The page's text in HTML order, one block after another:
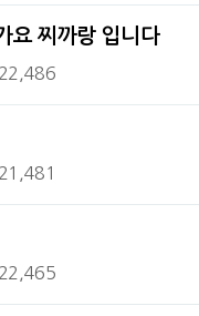
요 찌까랑 입니다